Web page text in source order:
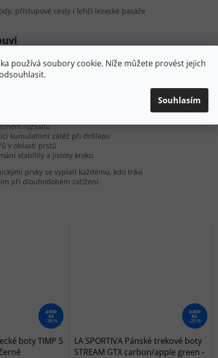
používá soubory cookie. Níže můžete provést jejich
Souhlasím
přístupové cesty i lehčí lezecké pasáže
nohou při náročných aktivitách.
kotníku. Středně vysoký zdvih paty (drop
a zachováním flexibility potřebné pro
rozsahu
kumulativní zátěž při došlapu
v oblasti prstů
stability a jistoty kroku
prvky se vyplatí každému, kdo tráví
při dlouhodobém zatížení.
4 890
Kč
–30 %
boty TIMP 5
5 899
Kč
–25 %
LA SPORTIVA Pánské trekové boty
STREAM GTX carbon/apple green -